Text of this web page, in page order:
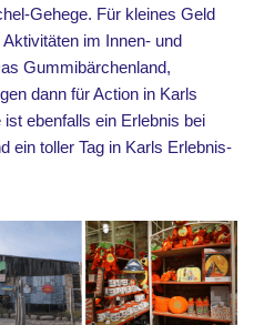
Gehege. Für kleines Geld
im Innen- und
Gummibärchenland,
dann für Action in Karls
ebenfalls ein Erlebnis bei
ein toller Tag in Karls Erlebnis-